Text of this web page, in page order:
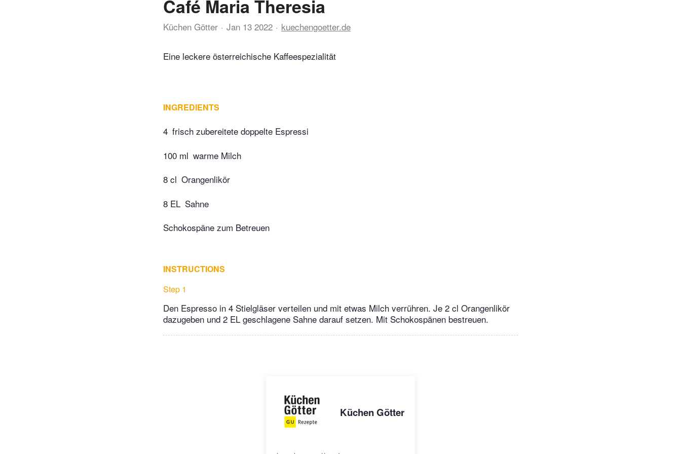
Café Maria Theresia
Küchen Götter Jan 13 2022 kuechengoetter.de
Eine leckere österreichische Kaffeespezialität
INGREDIENTS
4 frisch zubereitete doppelte Espressi
100 ml warme Milch
8 cl Orangenlikör
8 EL Sahne
Schokospäne zum Betreuen
INSTRUCTIONS
Step 1
Den Espresso in 4 Stielgläser verteilen und mit etwas Milch verrühren. Je 2 cl Orangenlikör
dazugeben und 2 EL geschlagene Sahne darauf setzen. Mit Schokospänen bestreuen.
Küchen Götter